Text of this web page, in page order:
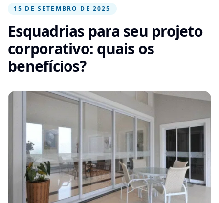
15 DE SETEMBRO DE 2025
Esquadrias para seu projeto
corporativo: quais os
benefícios?